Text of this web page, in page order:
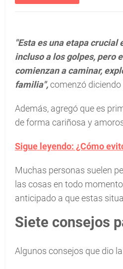
"Esta es una etapa
incluso a los golpes, pero
comienzan a caminar,
familia",comenzó
Además, agregó que es
de forma cariñosa y
Sigue leyendo: ¿Cómo
Muchas personas suelen
las cosas en todo
anticipado a que estas
Siete consejos
Algunos consejos que dio